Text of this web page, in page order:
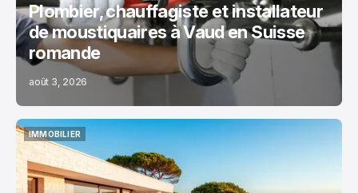
Plombier, chauffagiste et installateur
de moustiquaires à Vaud en Suisse
romande
août 3, 2026
IMMOBILIER
IMMOBILIER